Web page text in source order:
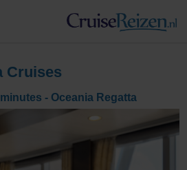
Cruises
- Oceania Regatta